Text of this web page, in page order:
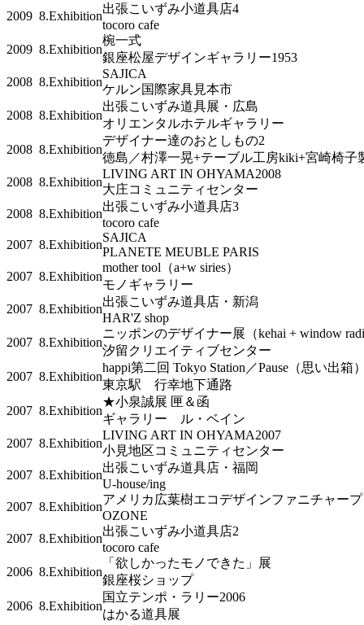
2009 8.Exhibition
出張こいずみ小道具店4
tocoro cafe
2009 8.Exhibition
椀一式
銀座松屋デザインギャラリー1953
2008 8.Exhibition
SAJICA
ケルン国際家具見本市
2008 8.Exhibition
出張こいずみ道具展・広島
オリエンタルホテルギャラリー
2008 8.Exhibition
デザイナー達のおとしもの2
徳島／村澤一晃+テーブル工房kiki+宮崎椅子
2008 8.Exhibition
LIVING ART IN OHYAMA2008
大庄コミュニティセンター
2008 8.Exhibition
出張こいずみ小道具店3
tocoro cafe
2007 8.Exhibition
SAJICA
PLANETE MEUBLE PARIS
2007 8.Exhibition
mother tool（a+w siries）
モノギャラリー
2007 8.Exhibition
出張こいずみ道具店・新潟
HAR'Z shop
2007 8.Exhibition
ニッポンのデザイナー展（kehai + window
汐留クリエイティブセンター
2007 8.Exhibition
happi第二回 Tokyo Station／Pause（思い出
東京駅 行幸地下通路
2007 8.Exhibition
★小泉誠展 匣＆函
ギャラリー ル・ベイン
2007 8.Exhibition
LIVING ART IN OHYAMA2007
小見地区コミュニティセンター
2007 8.Exhibition
出張こいずみ道具店・福岡
U-house/ing
2007 8.Exhibition
アメリカ広葉樹エコデザインファニチャー
OZONE
2007 8.Exhibition
出張こいずみ小道具店2
tocoro cafe
2006 8.Exhibition
「欲しかったモノできた」展
銀座桜ショップ
2006 8.Exhibition
国立テンポ・ラリー2006
はかる道具展